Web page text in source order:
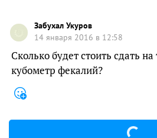
Забухал Укуров
14 января 2016 в 12:58
Сколько будет стоить сдать
кубометр фекалий?